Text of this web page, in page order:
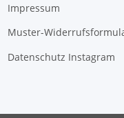
Impressum
Muster-
Datenschutz Instagram